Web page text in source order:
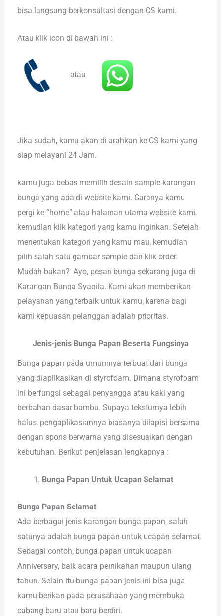
bisa langsung berkonsultasi dengan CS kami.
Atau klik icon di bawah ini :
atau
Jika sudah, kamu akan di arahkan ke CS kami yang
siap melayani 24 Jam.
kamu juga bebas memilih desain sample karangan
bunga yang ada di website kami. Caranya kamu
pergi ke “home” atau halaman utama website kami,
kemudian klik kategori yang kamu inginkan. Setelah
menentukan kategori yang kamu mau, kemudian
pilih salah satu gambar sample dan klik order.
Mudah bukan? Ayo, pesan bunga sekarang juga di
Karangan Bunga Syaqila. Kami akan memberikan
pelayanan yang terbaik untuk kamu, karena bagi
kami kepuasan pelanggan adalah prioritas.
Jenis-jenis Bunga Papan Beserta Fungsinya
Bunga papan pada umumnya terbuat dari bunga
yang diaplikasikan di styrofoam. Dimana styrofoam
ini berfungsi sebagai penyangga atau kaki yang
berbahan dasar bambu. Supaya teksturnya lebih
halus, pengaplikasiannya biasanya dilapisi bersama
dengan spons berwarna yang disesuaikan dengan
kebutuhan. Berikut penjelasan lengkapnya :
Bunga Papan Untuk Ucapan Selamat
Bunga Papan Selamat
Ada berbagai jenis karangan bunga papan, salah
satunya adalah bunga papan untuk ucapan selamat.
Sebagai contoh, bunga papan untuk ucapan
Anniversary, baik acara pernikahan maupun ulang
tahun. Selain itu bunga papan jenis ini bisa juga
kamu berikan pada perusahaan yang membuka
cabang baru atau baru berdiri.